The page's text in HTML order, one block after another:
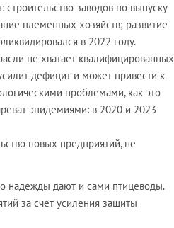
заводов по выпуску
племенных хозяйств; развитие
в 2022 году.
не хватает квалифицированных
дефицит и может привести к
проблемами, как это
эпидемиями: в 2020 и 2023
новых предприятий, не
надежды дают и сами птицеводы.
за счет усиления защиты